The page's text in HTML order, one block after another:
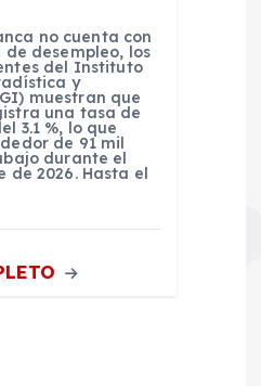
no cuenta con
desempleo, los
del Instituto
y
muestran que
una tasa de
3.1 %, lo que
de 91 mil
durante el
de 2026. Hasta el